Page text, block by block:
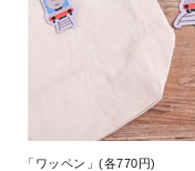
「ワッペン」(各770円)